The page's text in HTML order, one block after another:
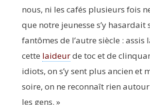
nous, ni les cafés plu­sieurs fois
que notre jeu­nesse s’y hasar­dait
fan­tômes de l’autre siècle : assis
cette lai­deurde toc et de
idiots, on s’y sent plus ancien et
soire, on ne recon­naît rien
les gens. »